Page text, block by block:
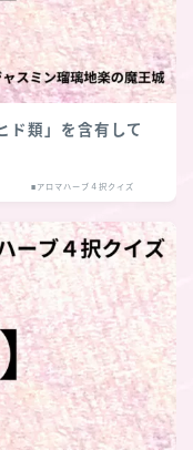
ド類」を含有して
■アロマハーブ４択クイズ